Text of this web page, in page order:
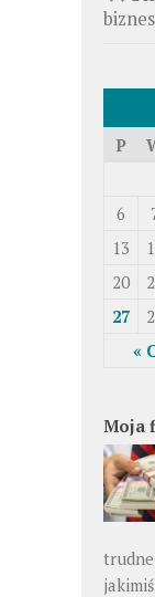
biznes
P
«
6
13
20
27
Moja